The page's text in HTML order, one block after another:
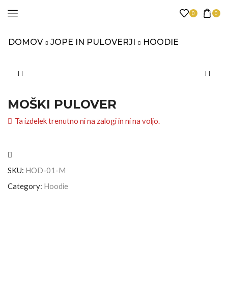
0 0
DOMOV JOPE IN PULOVERJI HOODIE
MOŠKI PULOVER
Ta izdelek trenutno ni na zalogi in ni na voljo.
SKU: HOD-01-M
Category: Hoodie